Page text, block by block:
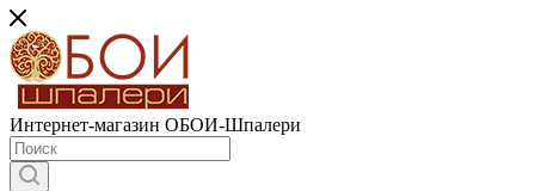
Интернет-магазин ОБОИ-Шпалери